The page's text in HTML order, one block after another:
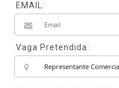
EMAIL:
Vaga Pretendida: